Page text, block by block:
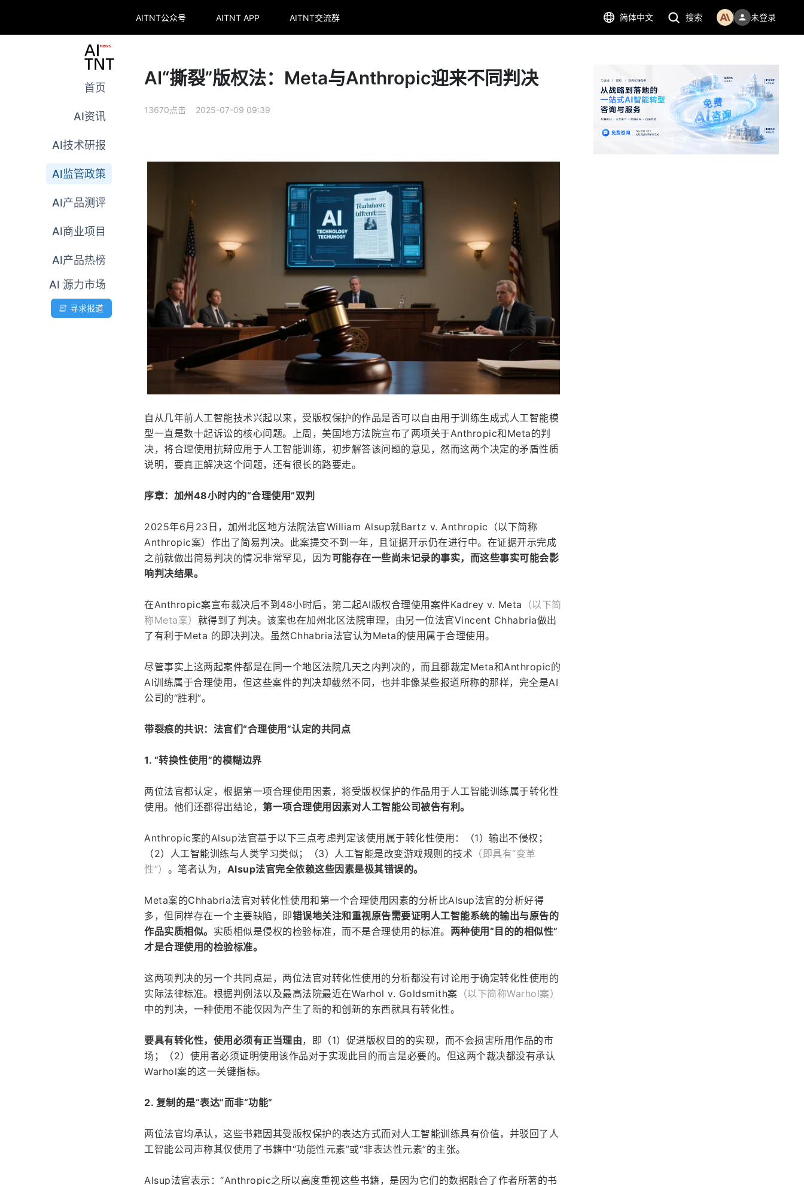
AITNT公众号 AITNT APP AITNT交流群 简体中文 搜索 未登录
首页
AI资讯
AI技术研报
AI监管政策
AI产品测评
AI商业项目
AI产品热榜
AI 源力市场
寻求报道
AI“撕裂”版权法：Meta与Anthropic迎来不同判决
13670点击 2025-07-09 09:39
自从几年前人工智能技术兴起以来，受版权保护的作品是否可以自由用于训练生成式人工智能模
型一直是数十起诉讼的核心问题。上周，美国地方法院宣布了两项关于Anthropic和Meta的判
决，将合理使用抗辩应用于人工智能训练，初步解答该问题的意见，然而这两个决定的矛盾性质
说明，要真正解决这个问题，还有很长的路要走。
序章：加州48小时内的“合理使用”双判
2025年6月23日，加州北区地方法院法官William Alsup就Bartz v. Anthropic（以下简称
Anthropic案）作出了简易判决。此案提交不到一年，且证据开示仍在进行中。在证据开示完成
之前就做出简易判决的情况非常罕见，因为可能存在一些尚未记录的事实，而这些事实可能会影
响判决结果。
在Anthropic案宣布裁决后不到48小时后，第二起AI版权合理使用案件Kadrey v. Meta （以下简
称Meta案） 就得到了判决。该案也在加州北区法院审理，由另一位法官Vincent Chhabria做出
了有利于Meta 的即决判决。虽然Chhabria法官认为Meta的使用属于合理使用。
尽管事实上这两起案件都是在同一个地区法院几天之内判决的，而且都裁定Meta和Anthropic的
AI训练属于合理使用，但这些案件的判决却截然不同，也并非像某些报道所称的那样，完全是AI
公司的“胜利”。
带裂痕的共识：法官们“合理使用”认定的共同点
1. “转换性使用”的模糊边界
两位法官都认定，根据第一项合理使用因素，将受版权保护的作品用于人工智能训练属于转化性
使用。他们还都得出结论， 第一项合理使用因素对人工智能公司被告有利。
Anthropic案的Alsup法官基于以下三点考虑判定该使用属于转化性使用：（1）输出不侵权；
（2）人工智能训练与人类学习类似；（3）人工智能是改变游戏规则的技术 （即具有“变革
性”） 。笔者认为， Alsup法官完全依赖这些因素是极其错误的。
Meta案的Chhabria法官对转化性使用和第一个合理使用因素的分析比Alsup法官的分析好得
多，但同样存在一个主要缺陷，即错误地关注和重视原告需要证明人工智能系统的输出与原告的
作品实质相似。 实质相似是侵权的检验标准，而不是合理使用的标准。 两种使用“目的的相似性”
才是合理使用的检验标准。
这两项判决的另一个共同点是，两位法官对转化性使用的分析都没有讨论用于确定转化性使用的
实际法律标准。根据判例法以及最高法院最近在Warhol v. Goldsmith案 （以下简称Warhol案）
中的判决，一种使用不能仅因为产生了新的和创新的东西就具有转化性。
要具有转化性，使用必须有正当理由，即（1）促进版权目的的实现，而不会损害所用作品的市
场；（2）使用者必须证明使用该作品对于实现此目的而言是必要的。但这两个裁决都没有承认
Warhol案的这一关键指标。
2. 复制的是“表达”而非“功能”
两位法官均承认，这些书籍因其受版权保护的表达方式而对人工智能训练具有价值，并驳回了人
工智能公司声称其仅使用了书籍中“功能性元素”或“非表达性元素”的主张。
Alsup法官表示：“Anthropic之所以高度重视这些书籍，是因为它们的数据融合了作者所著的书